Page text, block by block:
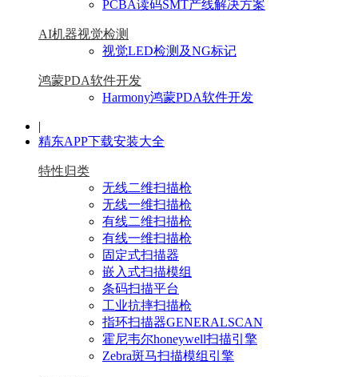
PCBA读码SMT产线解决方案
AI机器视觉检测
视觉LED检测及NG标记
鸿蒙PDA软件开发
Harmony鸿蒙PDA软件开发
|
精东APP下载安装大全
特性归类
无线二维扫描枪
无线一维扫描枪
有线二维扫描枪
有线一维扫描枪
固定式扫描器
嵌入式扫描模组
条码扫描平台
工业抗摔扫描枪
指环扫描器GENERALSCAN
霍尼韦尔honeywell扫描引擎
Zebra斑马扫描模组引擎